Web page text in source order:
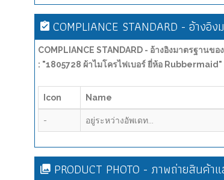
COMPLIANCE STANDARD - อ้าง
COMPLIANCE STANDARD - อ้างอิงมาตรฐานข
: "1805728 ผ้าไมโครไฟเบอร์ ยี่ห้อ Rubbermaid"
Icon Name
- อยู่ระหว่างอัพเดท...
PRODUCT PHOTO - ภาพถ่ายสินค้